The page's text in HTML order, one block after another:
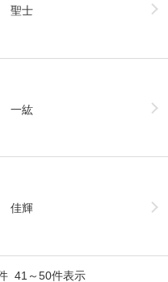
士
紘
輝
41～50件表示